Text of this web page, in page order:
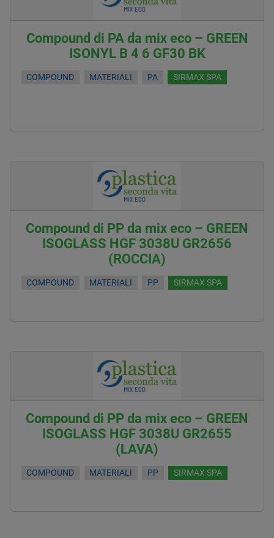
Compound di PA da mix eco – GREEN
ISONYL B 4 6 GF30 BK
COMPOUND MATERIALI PA SIRMAX SPA
Compound di PP da mix eco – GREEN
ISOGLASS HGF 3038U GR2656
(ROCCIA)
COMPOUND MATERIALI PP SIRMAX SPA
Compound di PP da mix eco – GREEN
ISOGLASS HGF 3038U GR2655
(LAVA)
COMPOUND MATERIALI PP SIRMAX SPA